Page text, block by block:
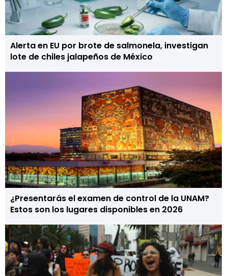
Alerta en EU por brote de salmonela, investigan
lote de chiles jalapeños de México
¿Presentarás el examen de control de la UNAM?
Estos son los lugares disponibles en 2026